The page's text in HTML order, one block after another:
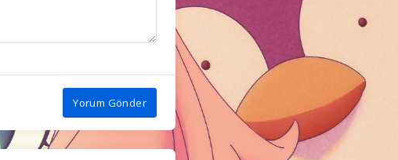
Yorum Gönder